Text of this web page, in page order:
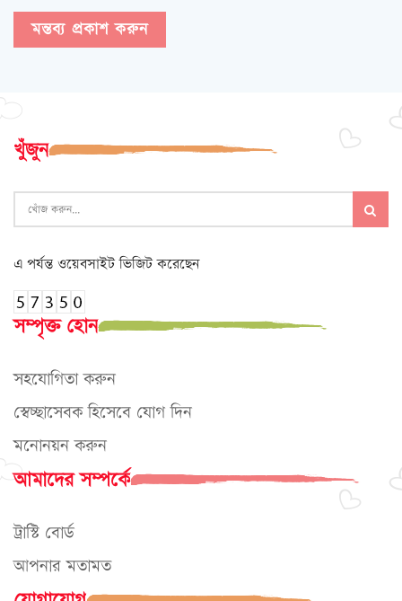
খুঁজুন
এ পর্যন্ত ওয়েবসাইট ভিজিট করেছেন
সম্পৃক্ত হোন
সহযোগিতা করুন
স্বেচ্ছাসেবক হিসেবে যোগ দিন
মনোনয়ন করুন
আমাদের সম্পর্কে
ট্রাস্টি বোর্ড
আপনার মতামত